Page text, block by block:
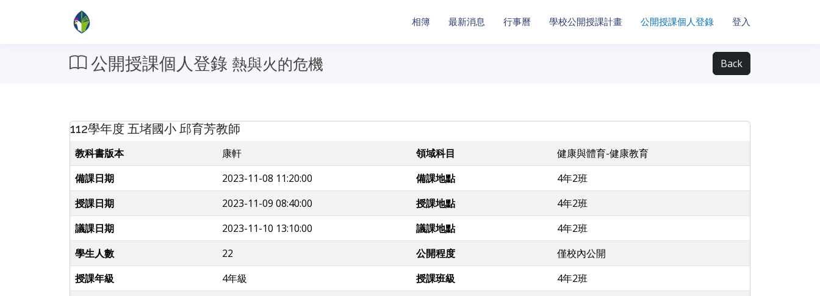
相簿 最新消息 行事曆 學校公開授課計畫 公開授課個人登錄 登入
公開授課個人登錄 熱與火的危機 Back
112學年度 五堵國小 邱育芳教師
教科書版本 康軒 領域科目
健康與體育-健康教育
備課日期
2023-11-08 11:20:00 備課地點
4年2班
授課日期
2023-11-09 08:40:00 授課地點
4年2班
議課日期
2023-11-10 13:10:00 議課地點
4年2班
學生人數
22 公開程度
僅校內公開
授課年級
4年級 授課班級
4年2班